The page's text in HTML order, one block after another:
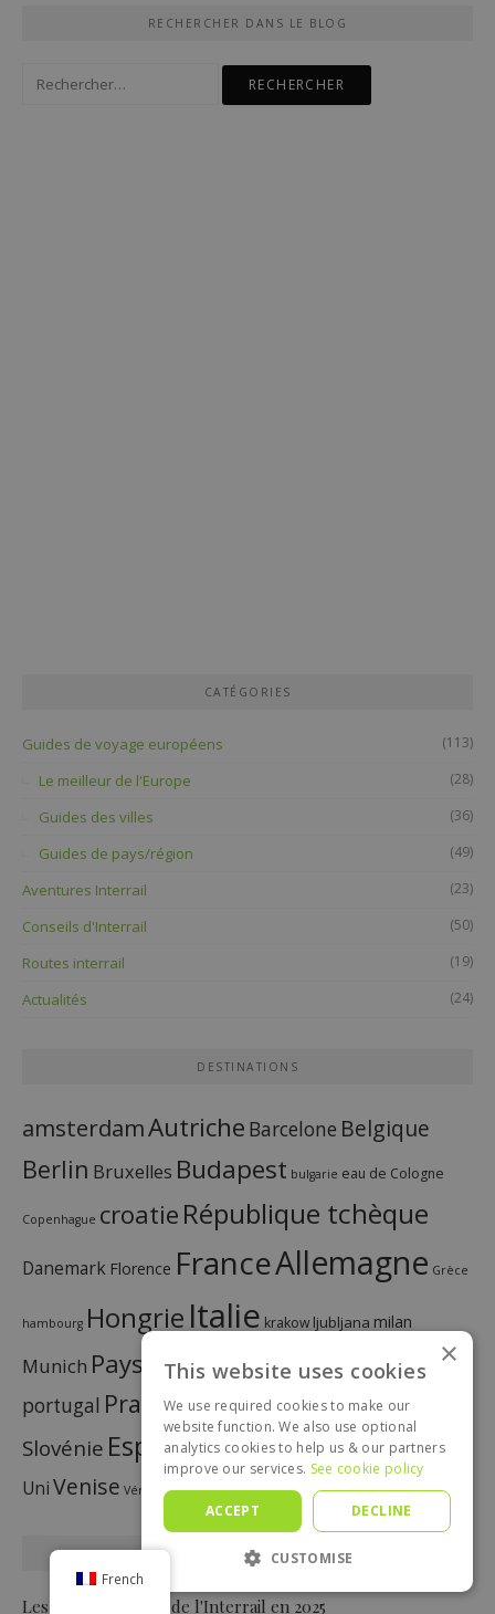
RECHERCHER DANS LE BLOG
Rechercher :
CATÉGORIES
Guides de voyage européens (113)
Le meilleur de l'Europe (28)
Guides des villes (36)
Guides de pays/région (49)
Aventures Interrail (23)
Conseils d'Interrail (50)
Routes interrail (19)
Actualités (24)
DESTINATIONS
amsterdamAutriche Barcelone Belgique
Berlin Bruxelles Budapest bulgarie eau de Cologne
Copenhague croatie République tchèque
Danemark Florence FranceAllemagne Grèce
hambourg Hongrie Italie krakow ljubljana milan
Munich Pays-Bas Norvège oslo ParisPologne
portugal Prague Rome salzbourg SerbieSlovaquie
Slovénie Espagne diviser Suède SuisseRoyaume-
UniVenise Vérone viennezagreb
ARTICLES RÉCENTS
Les 7 joyaux cachés de l'Interrail en 2025
French
×
This website uses cookies
We use required cookies to make our
website function. We also use optional
analytics cookies to help us & our partners
improve our services. See cookie policy
ACCEPT DECLINE
CUSTOMISE